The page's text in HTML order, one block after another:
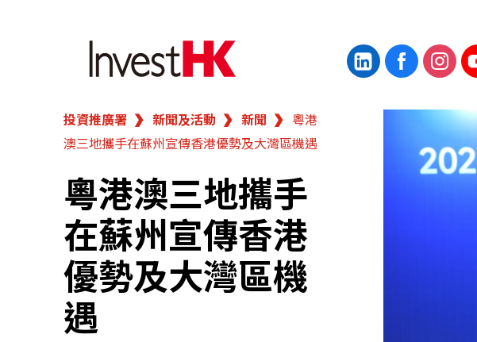
繁 简
香港營商優勢
我們的客戶
新聞及活動
業務領域
投資推廣署 新聞及活動 新聞
粵港
澳三地攜手在蘇州宣傳香港優勢及大灣區機遇
粵港澳三地攜手
在蘇州宣傳香港
優勢及大灣區機
遇